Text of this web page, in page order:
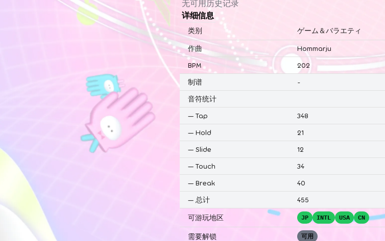
无可用历史记录
详细信息
类别 ゲーム＆バラエティ
作曲
Hommarju
BPM
202
制谱
-
音符统计
— Tap
348
— Hold
21
— Slide
12
— Touch
34
— Break
40
— 总计 455
可游玩地区 JP INTL USA CN
需要解锁 可用